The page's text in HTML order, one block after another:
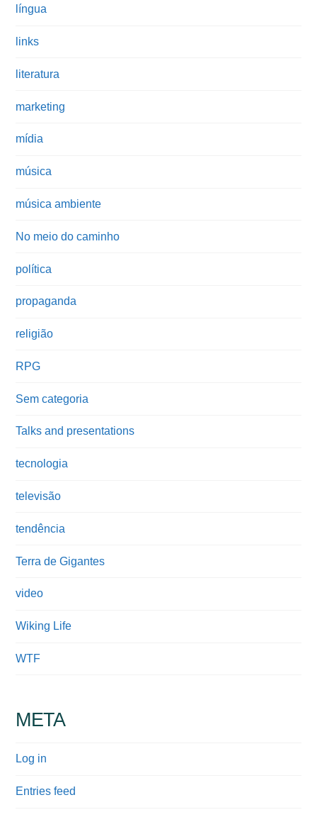
língua
links
literatura
marketing
mídia
música
música ambiente
No meio do caminho
política
propaganda
religião
RPG
Sem categoria
Talks and presentations
tecnologia
televisão
tendência
Terra de Gigantes
video
Wiking Life
WTF
META
Log in
Entries feed